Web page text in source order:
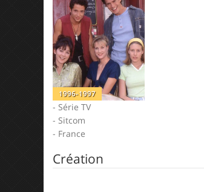
1996-1997
- Série TV
- Sitcom
- France
Création